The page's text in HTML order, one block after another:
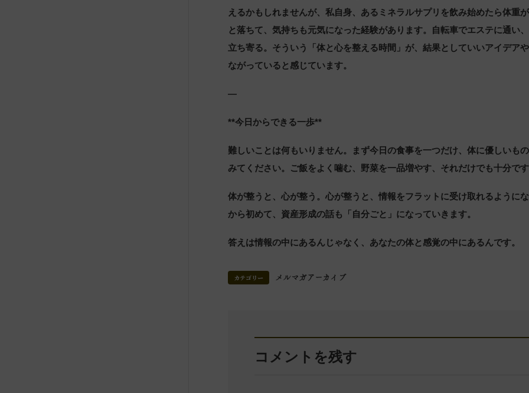
えるかもしれませんが、私自身、あるミネラルサプリを飲み始めたら体重
と落ちて、気持ちも元気になった経験があります。自転車でエステに通い
立ち寄る。そういう「体と心を整える時間」が、結果としていいアイデア
ながっていると感じています。
—
**今日からできる一歩**
難しいことは何もいりません。まず今日の食事を一つだけ、体に優しいも
みてください。ご飯をよく噛む、野菜を一品増やす、それだけでも十分で
体が整うと、心が整う。心が整うと、情報をフラットに受け取れるように
から初めて、資産形成の話も「自分ごと」になっていきます。
答えは情報の中にあるんじゃなく、あなたの体と感覚の中にあるんです。
カテゴリー メルマガアーカイブ
コメントを残す